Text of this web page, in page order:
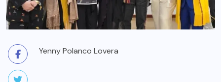
Yenny Polanco Lovera